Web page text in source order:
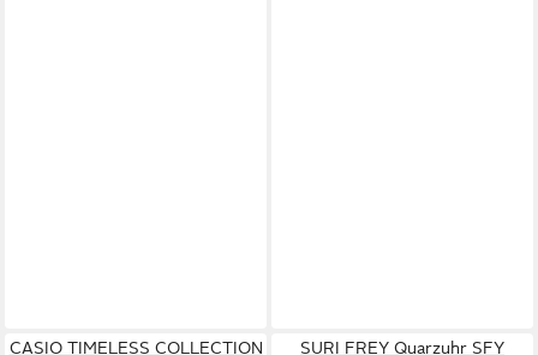
CASIO TIMELESS COLLECTION
SURI FREY Quarzuhr SFY